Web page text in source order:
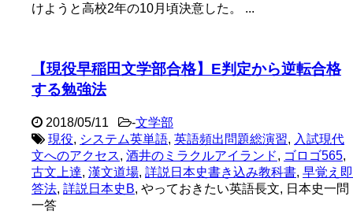
けようと高校2年の10月頃決意した。 ...
【現役早稲田文学部合格】E判定から逆転合格
する勉強法
2018/05/11 -文学部
現役, システム英単語, 英語頻出問題総演習, 入試現代
文へのアクセス, 酒井のミラクルアイランド, ゴロゴ565,
古文上達, 漢文道場, 詳説日本史書き込み教科書, 早覚え即
答法, 詳説日本史B, やっておきたい英語長文, 日本史一問
一答